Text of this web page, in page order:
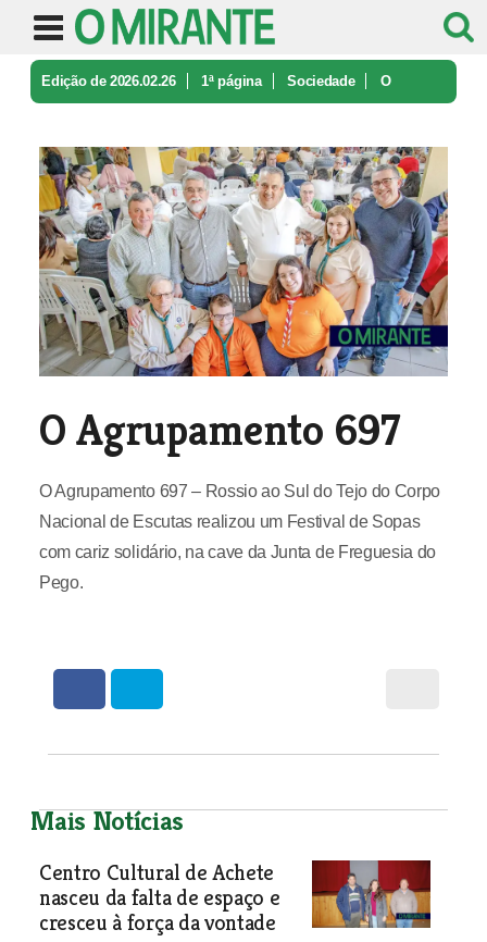
Edição de 2026.02.26 1ª página Sociedade O
O Agrupamento 697
O Agrupamento 697 – Rossio ao Sul do Tejo do Corpo
Nacional de Escutas realizou um Festival de Sopas
com cariz solidário, na cave da Junta de Freguesia do
Pego.
Mais Notícias
Centro Cultural de Achete
nasceu da falta de espaço e
cresceu à força da vontade